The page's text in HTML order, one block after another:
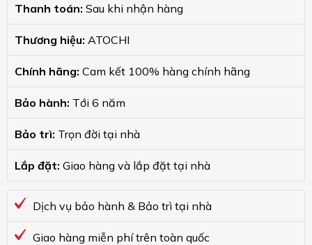
Thanh toán: Sau khi nhận hàng
Thương hiệu: ATOCHI
Chính hãng: Cam kết 100% hàng chính hãng
Bảo hành: Tới 6 năm
Bảo trì: Trọn đời tại nhà
Lắp đặt: Giao hàng và lắp đặt tại nhà
Dịch vụ bảo hành & Bảo trì tại nhà
Giao hàng miễn phí trên toàn quốc